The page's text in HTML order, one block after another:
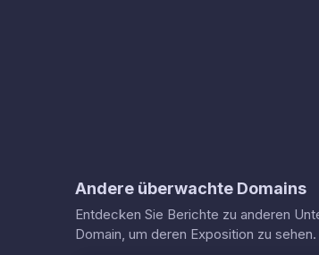
Andere überwachte Domains
Entdecken Sie Berichte zu anderen
Domain, um deren Exposition zu sehen.